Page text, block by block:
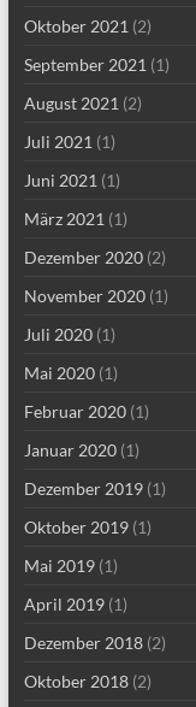
Oktober 2021 (2)
September 2021 (1)
August 2021 (2)
Juli 2021 (1)
Juni 2021 (1)
März 2021 (1)
Dezember 2020(2)
November 2020(1)
Juli 2020(1)
Mai 2020(1)
Februar 2020(1)
Januar 2020(1)
Dezember 2019(1)
Oktober 2019(1)
Mai 2019(1)
April 2019(1)
Dezember 2018(2)
Oktober 2018(2)